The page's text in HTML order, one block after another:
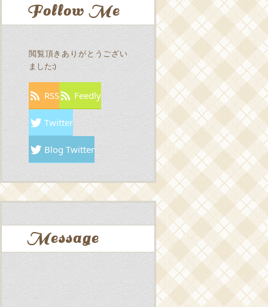
Follow Me
閲覧頂きありがとうござい
ました:)
RSS Feedly
Twitter
Blog Twitter
Message